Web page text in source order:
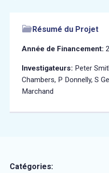
Résumé du Projet
Année de Financement:
Investigateurs: Peter
Chambers, P Donnelly, S
Marchand
Catégories: